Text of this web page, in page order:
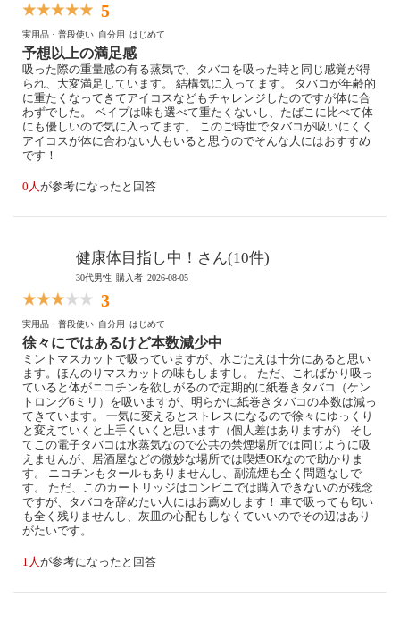
5
実用品・普段使い 自分用 はじめて
予想以上の満足感
吸った際の重量感の有る蒸気で、タバコを吸った時と同じ感覚が得
られ、大変満足しています。 結構気に入ってます。 タバコが年齢的
に重たくなってきてアイコスなどもチャレンジしたのですが体に合
わずでした。 ベイプは味も選べて重たくないし、たばこに比べて体
にも優しいので気に入ってます。 このご時世でタバコが吸いにくく
アイコスが体に合わない人もいると思うのでそんな人にはおすすめ
です！
0人 が参考になったと回答
健康体目指し中！さん(10件)
30代男性 購入者 2026-08-05
3
実用品・普段使い 自分用 はじめて
徐々にではあるけど本数減少中
ミントマスカットで吸っていますが、水ごたえは十分にあると思い
ます。ほんのりマスカットの味もしますし。 ただ、こればかり吸っ
ていると体がニコチンを欲しがるので定期的に紙巻きタバコ（ケン
トロング6ミリ）を吸いますが、明らかに紙巻きタバコの本数は減っ
てきています。 一気に変えるとストレスになるので徐々にゆっくり
と変えていくと上手くいくと思います（個人差はありますが） そし
てこの電子タバコは水蒸気なので公共の禁煙場所では同じように吸
えませんが、居酒屋などの微妙な場所では喫煙OKなので助かりま
す。 ニコチンもタールもありませんし、副流煙も全く問題なしで
す。 ただ、このカートリッジはコンビニでは購入できないのが残念
ですが、タバコを辞めたい人にはお薦めします！ 車で吸っても匂い
も全く残りませんし、灰皿の心配もしなくていいのでその辺はあり
がたいです。
1人 が参考になったと回答